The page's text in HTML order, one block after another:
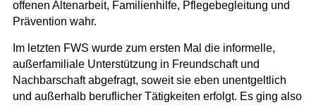
offenen Altenarbeit, Familienhilfe, Pflegebegleitung und
Prävention wahr.
Im letzten FWS wurde zum ersten Mal die informelle,
außerfamiliale Unterstützung in Freundschaft und
Nachbarschaft abgefragt, soweit sie eben unentgeltlich
und außerhalb beruflicher Tätigkeiten erfolgt. Es ging also